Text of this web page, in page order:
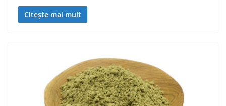
Citește mai mult